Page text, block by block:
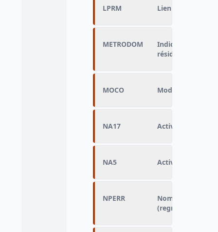
LPRM Lien à la
METRODOM
Indicateur
résidence
MOCO Mode de
NA17 Activité
NA5 Activité
NPERR
Nombre de
(regroupé)